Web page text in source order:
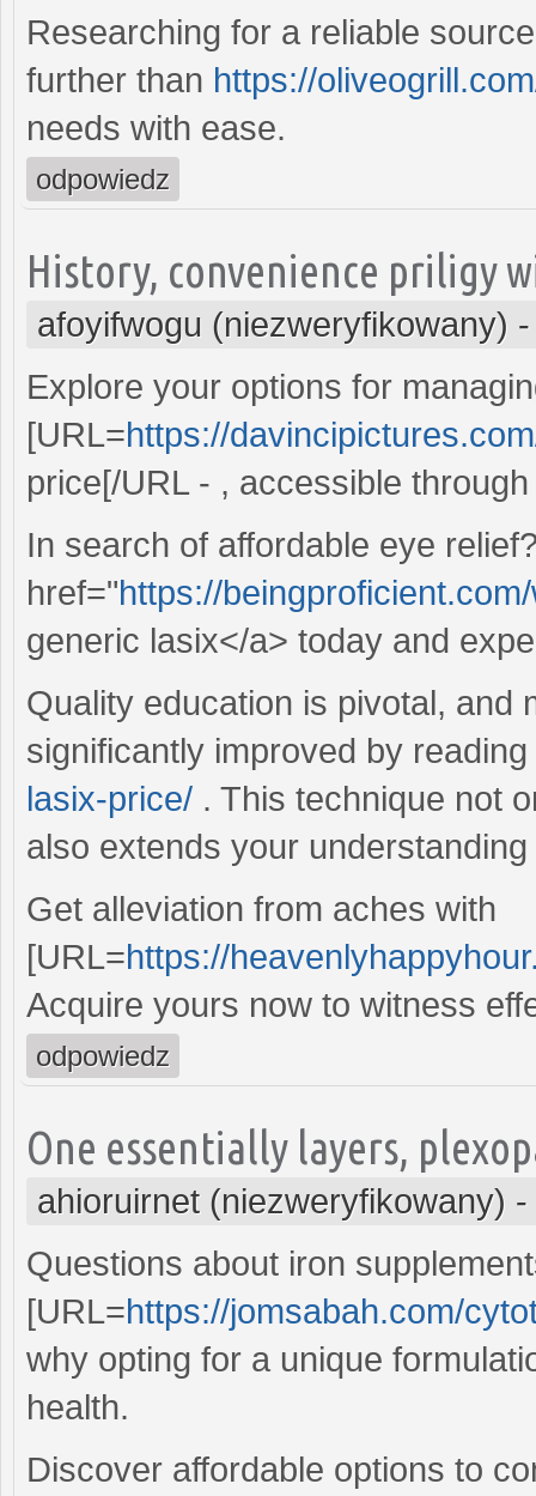
Researching for a reliable
further than https://
needs with ease.
odpowiedz
History, convenience priligy
afoyifwogu (niezweryfikowany)
Explore your options for
[URL=https://
price[/URL - , accessible
In search of affordable eye
href="https://
generic lasix</a> today and
Quality education is pivotal, and
significantly improved by reading
lasix-price/ . This technique not
also extends your
Get alleviation from aches with
[URL=https://
Acquire yours now to witness
odpowiedz
One essentially layers,
ahioruirnet (niezweryfikowany) -
Questions about iron
[URL=https://jomsabah.com/
why opting for a unique
health.
Discover affordable options to